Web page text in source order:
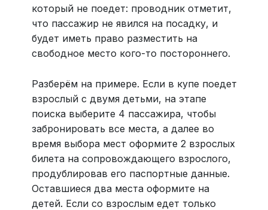
который не поедет: проводник отметит,
что пассажир не явился на посадку, и
будет иметь право разместить на
свободное место кого-то постороннего.
Разберём на примере. Если в купе поедет
взрослый с двумя детьми, на этапе
поиска выберите 4 пассажира, чтобы
забронировать все места, а далее во
время выбора мест оформите 2 взрослых
билета на сопровождающего взрослого,
продублировав его паспортные данные.
Оставшиеся два места оформите на
детей. Если со взрослым едет только